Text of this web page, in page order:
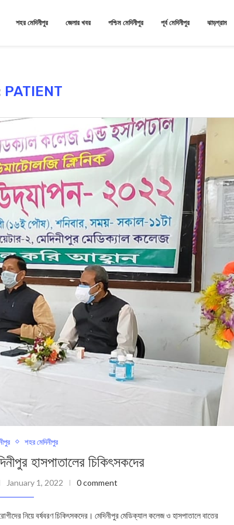
শহর মেদিনীপুর জেলার খবর পশ্চিম মেদিনীপুর পূর্ব মেদিনীপুর ঝাড়গ্রাম
PATIENT
শহর মেদিনীপুর
হাসপাতালের চিকিৎসকদের
January 1, 2022 0 comment
নিয়ে বর্ষবরণ চিকিৎসকদের। মেদিনীপুর মেডিক্যাল কলেজ ও হাসপাতালে বাতের